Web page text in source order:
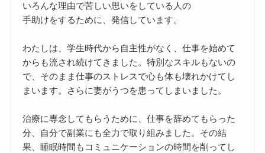
いろんな理由で苦しい思いをしている人の
手助けをするために、発信しています。
わたしは、学生時代から自主性がなく、仕事を始めて
からも流され続けてきました。特別なスキルもないの
で、そのまま仕事のストレスで心も体も壊れかけてし
まいます。さらに妻がうつを患ってしまいました。
治療に専念してもらうために、仕事を辞めてもらった
分、自分で副業にも全力で取り組みました。その結
果、睡眠時間もコミュニケーションの時間を削ってし